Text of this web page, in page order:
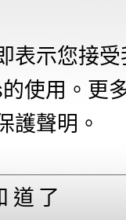
表示您接
使用。更
護聲明。
道了